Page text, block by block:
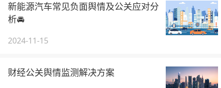
新能源汽车常见负面舆情及公关应对分
析🚘
2024-11-15
财经公关舆情监测解决方案